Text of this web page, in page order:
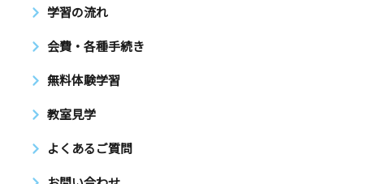
学習の流れ
会費・各種手続き
無料体験学習
教室見学
よくあるご質問